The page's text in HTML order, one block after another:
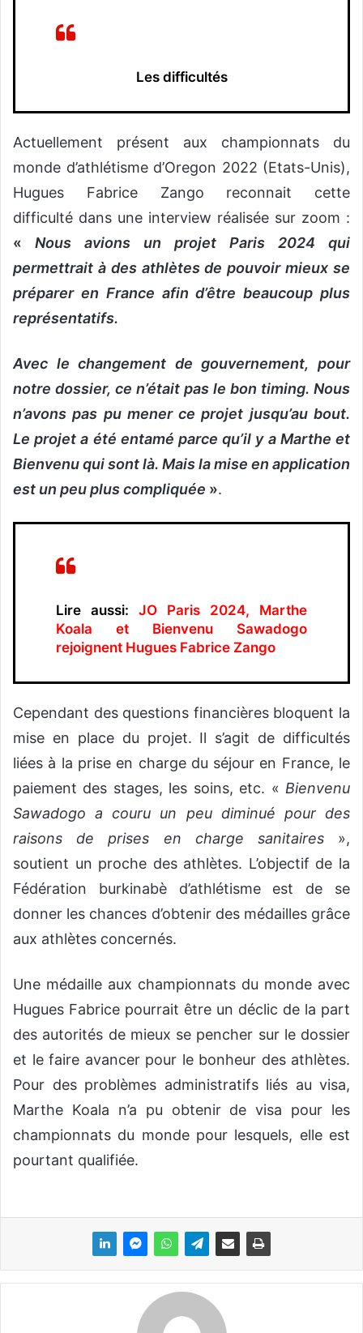
Les difficultés
Actuellement présent aux championnats du
monde d’athlétisme d’Oregon 2022 (Etats-Unis),
Hugues Fabrice Zango reconnait cette
difficulté dans une interview réalisée sur zoom :
« Nous avions un projet Paris 2024 qui
permettrait à des athlètes de pouvoir mieux se
préparer en France afin d’être beaucoup plus
représentatifs.
Avec le changement de gouvernement, pour
notre dossier, ce n’était pas le bon timing. Nous
n’avons pas pu mener ce projet jusqu’au bout.
Le projet a été entamé parce qu’il y a Marthe et
Bienvenu qui sont là. Mais la mise en application
est un peu plus compliquée ».
Lire aussi:
JO Paris 2024, Marthe
Koala et Bienvenu Sawadogo
rejoignent Hugues Fabrice Zango
Cependant des questions financières bloquent la
mise en place du projet. Il s’agit de difficultés
liées à la prise en charge du séjour en France, le
paiement des stages, les soins, etc. « Bienvenu
Sawadogo a couru un peu diminué pour des
raisons de prises en charge sanitaires»,
soutient un proche des athlètes. L’objectif de la
Fédération burkinabè d’athlétisme est de se
donner les chances d’obtenir des médailles grâce
aux athlètes concernés.
Une médaille aux championnats du monde avec
Hugues Fabrice pourrait être un déclic de la part
des autorités de mieux se pencher sur le dossier
et le faire avancer pour le bonheur des athlètes.
Pour des problèmes administratifs liés au visa,
Marthe Koala n’a pu obtenir de visa pour les
championnats du monde pour lesquels, elle est
pourtant qualifiée.